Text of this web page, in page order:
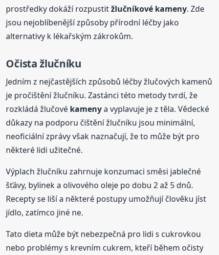
prostředky dokáží rozpustitžlučníkové kameny. Zde
jsou nejoblíbenější způsoby přírodní léčby jako
alternativy k lékařským zákrokům.
Očista žlučníku
Jedním z nejčastějších způsobů léčby žlučových kamenů
je pročištění žlučníku. Zastánci této metody tvrdí, že
rozkládá žlučové kamenya vyplavuje je z těla. Vědecké
důkazy na podporu čištění žlučníku jsou minimální,
neoficiální zprávy však naznačují, že to může být pro
některé lidi užitečné.
Výplach žlučníku zahrnuje konzumaci směsi jablečné
šťávy, bylinek a olivového oleje po dobu 2 až 5 dnů.
Recepty se liší a některé postupy umožňují člověku jíst
jídlo, zatímco jiné ne.
Tato dieta může být nebezpečná pro lidi s cukrovkou
nebo problémy s krevním cukrem, kteří během očisty